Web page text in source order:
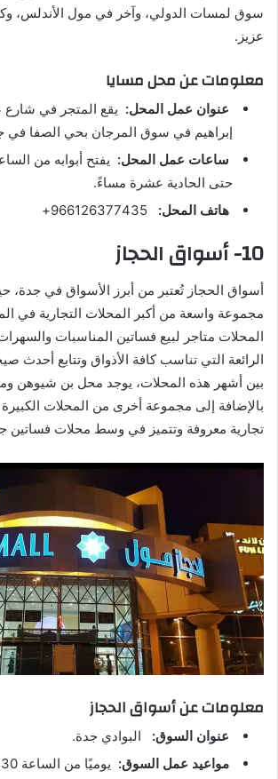
سوق لمسات الدولي، وآخر في مول الأندلس،
عزيز.
معلومات عن محل مسايا
عنوان عمل المحل: يقع المتجر في شارع
إبراهيم في سوق المرجان بحي الصفا في
ساعات عمل المحل: يفتح أبوابه من
حتى الحادية عشرة مساءً.
هاتف المحل:
10- أسواق الحجاز
أسواق الحجاز تُعتبر من أبرز الأسواق في
مجموعة واسعة من أكبر المحلات التجارية في
المحلات متاجر لبيع فساتين المناسبات
الرائعة التي تناسب كافة الأذواق وتتابع أحدث
بين أشهر هذه المحلات، يوجد محل بن شيوهن
بالإضافة إلى مجموعة أخرى من المحلات
تجارية معروفة وتتميز في وسط محلات فساتين
معلومات عن أسواق الحجاز
عنوان السوق:
البوادي جدة.
مواعيد عمل السوق: